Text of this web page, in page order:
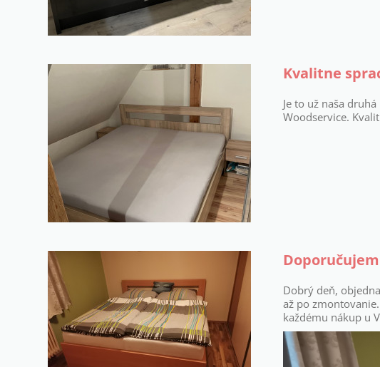
Dobrý deň,
až po
každému nákup u
Kvalitne
Je to už naša
Woodservice.